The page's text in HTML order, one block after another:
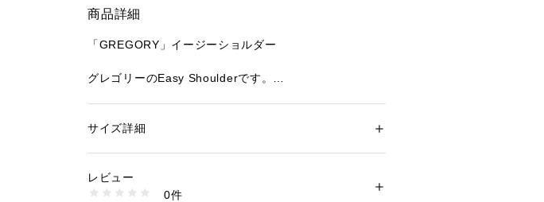
商品詳細
「GREGORY」イージーショルダー
グレゴリーのEasy Shoulderです。
底のマチはバッグに収納力を与えるだけではなく、特徴
＊丈夫なYKKジッパーを使用したメインコンパートメン
性別：レディース
洗濯：-
※詳しい洗濯方法については、商品の品質表示タグをご覧くださ
サイズ詳細
レビュー
0件